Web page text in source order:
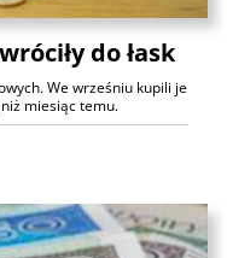
do łask
We wrześniu kupili je
miesiąc temu.